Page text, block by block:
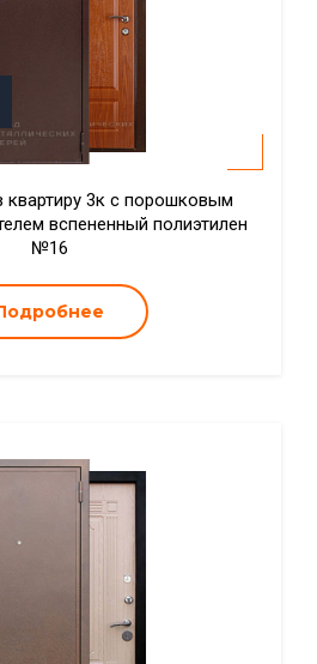
квартиру 3к с порошковым
вспененный полиэтилен
№16